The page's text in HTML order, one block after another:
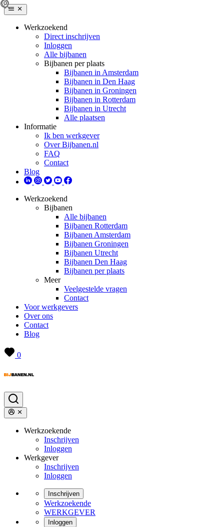
Werkzoekend
Direct inschrijven
Inloggen
Alle bijbanen
Bijbanen per plaats
Bijbanen in Amsterdam
Bijbanen in Den Haag
Bijbanen in Groningen
Bijbanen in Rotterdam
Bijbanen in Utrecht
Alle plaatsen
Informatie
Ik ben werkgever
Over Bijbanen.nl
FAQ
Contact
Blog
Werkzoekend
Bijbanen
Alle bijbanen
Bijbanen Rotterdam
Bijbanen Amsterdam
Bijbanen Groningen
Bijbanen Utrecht
Bijbanen Den Haag
Bijbanen per plaats
Meer
Veelgestelde vragen
Contact
Voor werkgevers
Over ons
Contact
Blog
0
Werkzoekende
Inschrijven
Inloggen
Werkgever
Inschrijven
Inloggen
Inschrijven
Werkzoekende
WERKGEVER
Inloggen